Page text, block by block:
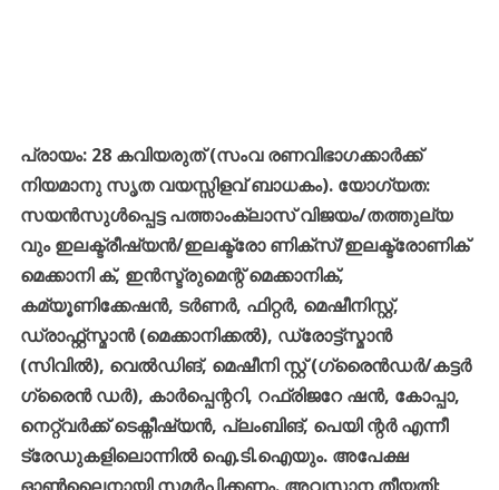
പ്രായം: 28 കവിയരുത് (സംവ രണവിഭാഗക്കാർക്ക്
നിയമാനു സൃത വയസ്സിളവ് ബാധകം). യോഗ്യത:
സയൻസുൾപ്പെട്ട പത്താംക്ലാസ് വിജയം/തത്തുല്യ
വും ഇലക്ട്രീഷ്യൻ/ഇലക്ട്രോ ണിക്സ്/ഇലക്ട്രോണിക്
മെക്കാനി ക്, ഇൻസ്ട്രുമെന്റ് മെക്കാനിക്,
കമ്യൂണിക്കേഷൻ, ടർണർ, ഫിറ്റർ, മെഷീനിസ്റ്റ്,
ഡ്രാഫ്റ്റ്സ്മാൻ (മെക്കാനിക്കൽ), ഡ്രോട്ട്സ്മാൻ
(സിവിൽ), വെൽഡിങ്, മെഷീനി സ്റ്റ് (ഗ്രൈൻഡർ/കട്ടർ
ഗ്രൈൻ ഡർ), കാർപ്പെന്ററി, റഫ്രിജറേ ഷൻ, കോപ്പാ,
നെറ്റ്വർക്ക് ടെക്നീഷ്യൻ, പ്ലംബിങ്, പെയി ന്റർ എന്നീ
ട്രേഡുകളിലൊന്നിൽ ഐ.ടി.ഐയും. അപേക്ഷ
ഓൺലൈനായി സമർപ്പിക്കണം. അവസാന തീയതി: